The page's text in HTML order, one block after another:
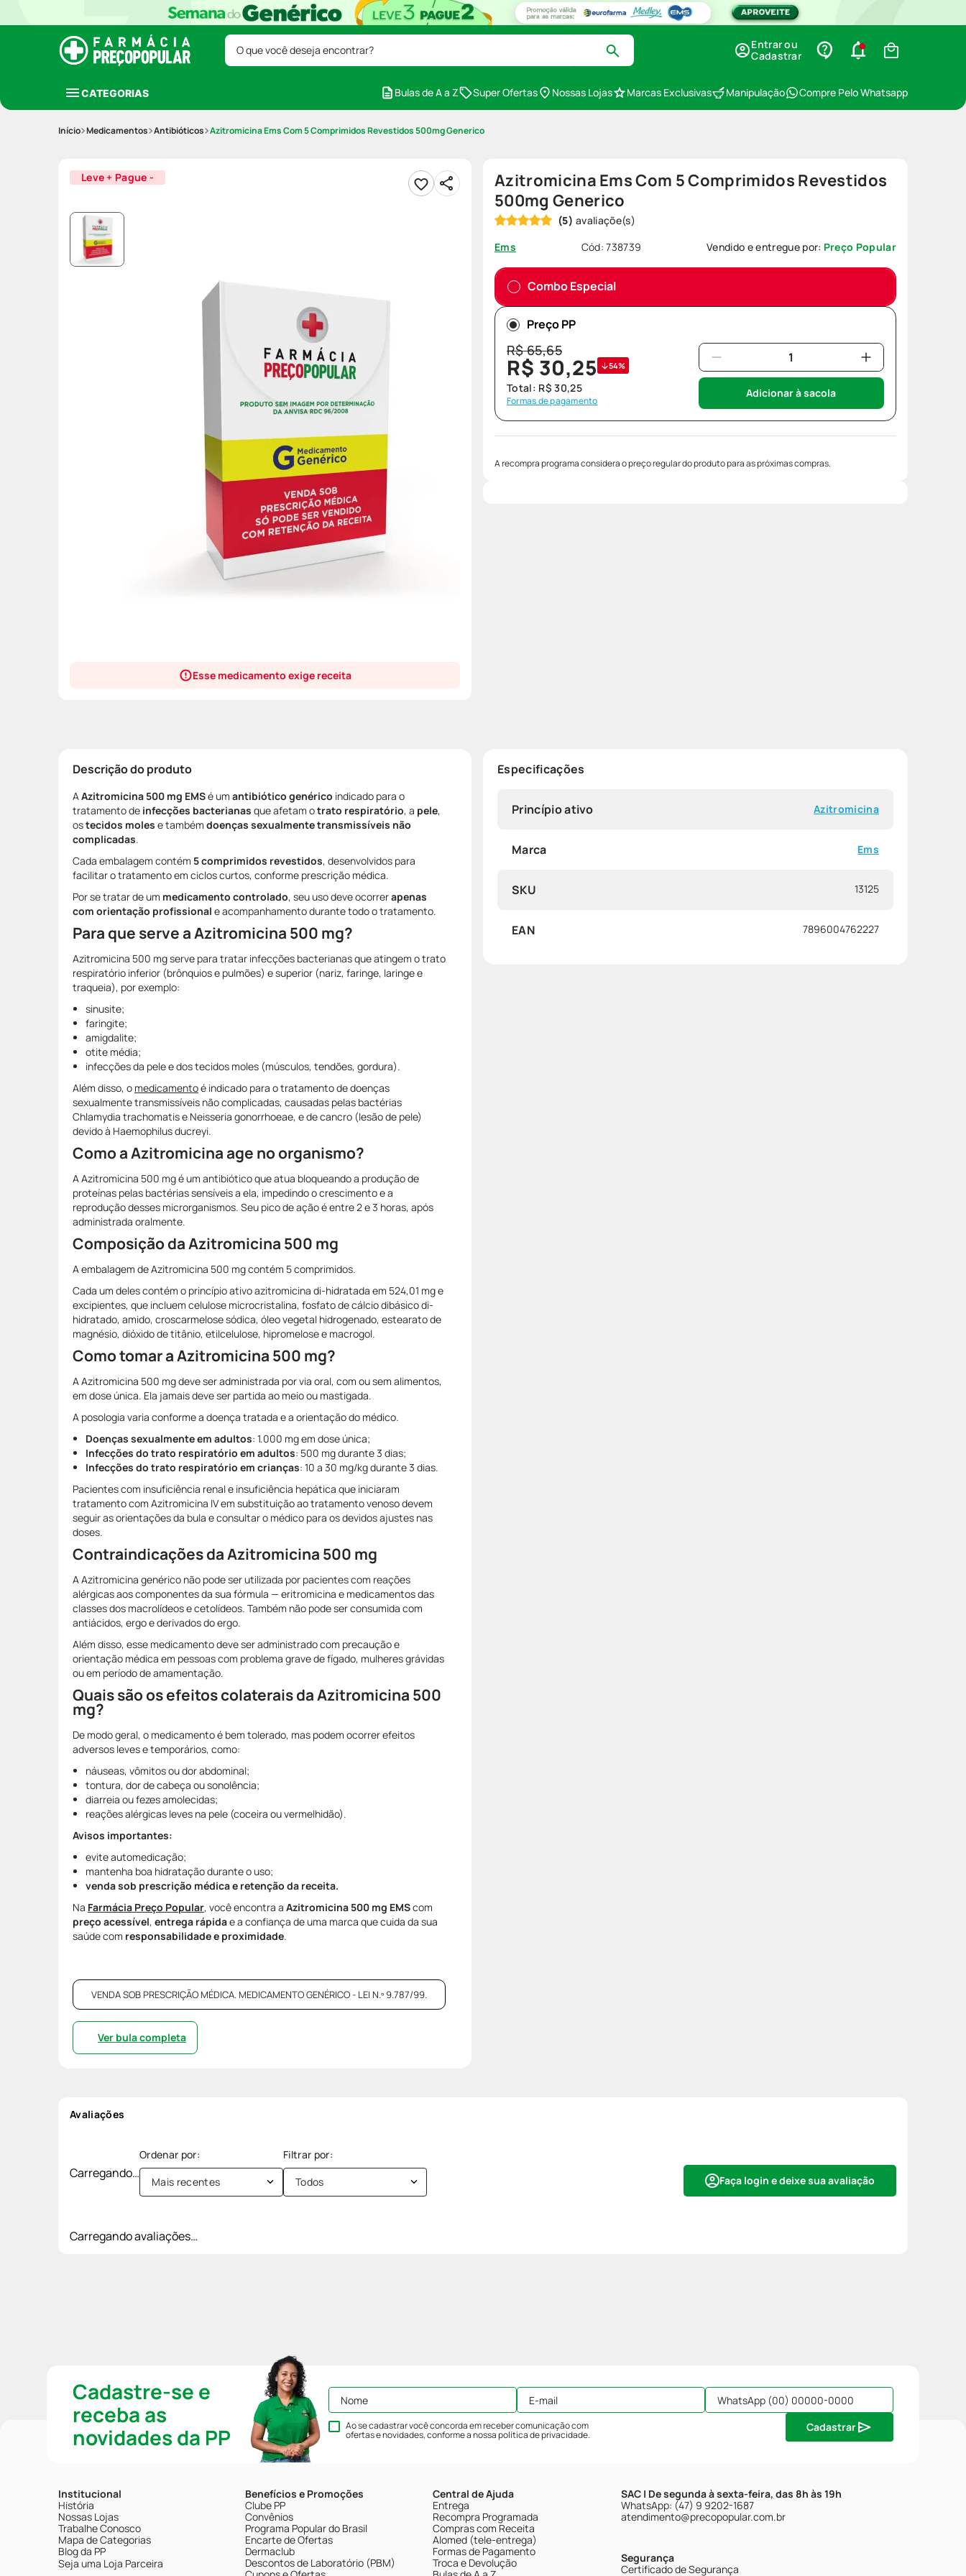
O que você deseja encontrar?
Entrar ou
Cadastrar
CATEGORIAS Bulas de A a Z Super Ofertas Nossas Lojas Marcas Exclusivas Manipulação Compre Pelo Whatsapp
Medicamentos Antibióticos Azitromicina Ems Com 5 Comprimidos Revestidos 500mg Generico
Leve + Pague -
Esse medicamento exige receita
Azitromicina Ems Com 5 Comprimidos Revestidos
500mg Generico
(5)
Ems
Cód:738739 Vendido e entregue por: Preço Popular
Combo Especial
Preço PP
R$65,65
R$ 30,25 54%
Total: R$ 30,25
Formas de pagamento
Adicionar à sacola
A recompra programa considera o preço regular do produto para as próximas compras.
Descrição do produto
AAzitromicina 500 mg EMSé um antibiótico genérico indicado para o
tratamento de infecções bacterianas que afetam otrato respiratório, a pele,
ostecidos moles e também doenças sexualmente transmissíveis não
complicadas.
Cada embalagem contém 5 comprimidos revestidos, desenvolvidos para
facilitar o tratamento em ciclos curtos, conforme prescrição médica.
Por se tratar de um medicamento controlado, seu uso deve ocorrerapenas
com orientação profissional e acompanhamento durante todo o tratamento.
Para que serve a Azitromicina 500 mg?
Azitromicina 500 mg serve para tratar infecções bacterianas que atingem o trato
respiratório inferior (brônquios e pulmões) e superior (nariz, faringe, laringe e
traqueia), por exemplo:
sinusite;
faringite;
amigdalite;
otite média;
infecções da pele e dos tecidos moles (músculos, tendões, gordura).
Além disso, o medicamentoé indicado para o tratamento de doenças
sexualmente transmissíveis não complicadas, causadas pelas bactérias
Chlamydia trachomatis e Neisseria gonorrhoeae, e de cancro (lesão de pele)
devido à Haemophilus ducreyi.
Como a Azitromicina age no organismo?
A Azitromicina 500 mg é um antibiótico que atua bloqueando a produção de
proteínas pelas bactérias sensíveis a ela, impedindo o crescimento e a
reprodução desses microrganismos. Seu pico de ação é entre 2 e 3 horas, após
administrada oralmente.
Composição da Azitromicina 500 mg
A embalagem de Azitromicina 500 mg contém 5 comprimidos.
Cada um deles contém o princípio ativo azitromicina di-hidratada em 524,01 mg e
excipientes, que incluem celulose microcristalina, fosfato de cálcio dibásico di-
hidratado, amido, croscarmelose sódica, óleo vegetal hidrogenado, estearato de
magnésio, dióxido de titânio, etilcelulose, hipromelose e macrogol.
Como tomar a Azitromicina 500 mg?
A Azitromicina 500 mg deve ser administrada por via oral, com ou sem alimentos,
em dose única. Ela jamais deve ser partida ao meio ou mastigada.
A posologia varia conforme a doença tratada e a orientação do médico.
Doenças sexualmente em adultos: 1.000 mg em dose única;
Infecções do trato respiratório em adultos: 500 mg durante 3 dias;
Infecções do trato respiratório em crianças: 10 a 30 mg/kg durante 3 dias.
Pacientes com insuficiência renal e insuficiência hepática que iniciaram
tratamento com Azitromicina IV em substituição ao tratamento venoso devem
seguir as orientações da bula e consultar o médico para os devidos ajustes nas
doses.
Contraindicações da Azitromicina 500 mg
A Azitromicina genérico não pode ser utilizada por pacientes com reações
alérgicas aos componentes da sua fórmula — eritromicina e medicamentos das
classes dos macrolídeos e cetolídeos. Também não pode ser consumida com
antiácidos, ergo e derivados do ergo.
Além disso, esse medicamento deve ser administrado com precaução e
orientação médica em pessoas com problema grave de fígado, mulheres grávidas
ou em período de amamentação.
Quais são os efeitos colaterais da Azitromicina 500
mg?
De modo geral, o medicamento é bem tolerado, mas podem ocorrer efeitos
adversos leves e temporários, como:
náuseas, vômitos ou dor abdominal;
tontura, dor de cabeça ou sonolência;
diarreia ou fezes amolecidas;
reações alérgicas leves na pele (coceira ou vermelhidão).
Avisos importantes:
evite automedicação;
mantenha boa hidratação durante o uso;
venda sob prescrição médica e retenção da receita.
Na Farmácia Preço Popular, você encontra a Azitromicina 500 mg EMScom
preço acessível, entrega rápidae a confiança de uma marca que cuida da sua
saúde com responsabilidade e proximidade.
VENDA SOB PRESCRIÇÃO MÉDICA. MEDICAMENTO GENÉRICO - LEI N.º 9.787/99.
Ver bula completa
Especificações
Princípio ativo Azitromicina
Marca Ems
SKU 13125
EAN 7896004762227
Avaliações
Carregando… Faça login e deixe sua avaliação
Mais recentes Todos
Carregando avaliações…
Cadastre-se e
receba as
novidades da PP
Ao se cadastrar você concorda em receber comunicação com
ofertas e novidades, conforme a nossapolítica de privacidade.
Cadastrar
Institucional
História
Nossas Lojas
Trabalhe Conosco
Mapa de Categorias
Blog da PP
Seja uma Loja Parceira
Benefícios e Promoções
Clube PP
Convênios
Programa Popular do Brasil
Encarte de Ofertas
Dermaclub
Descontos de Laboratório (PBM)
Central de Ajuda
Entrega
Recompra Programada
Compras com Receita
Alomed (tele-entrega)
Formas de Pagamento
Troca e Devolução
SAC | De segunda à sexta-feira, das 8h às 19h
WhatsApp: (47) 9 9202-1687
atendimento@precopopular.com.br
Segurança
Certificado de Segurança